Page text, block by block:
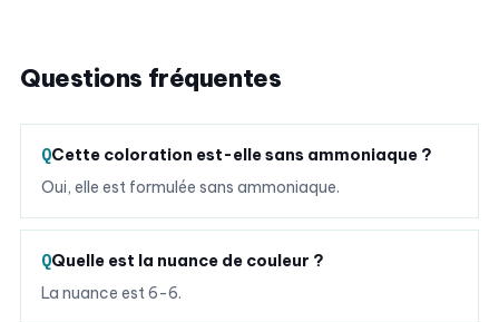
Questions fréquentes
Cette coloration est-elle sans ammoniaque ?
Oui, elle est formulée sans ammoniaque.
Quelle est la nuance de couleur ?
La nuance est 6-6.